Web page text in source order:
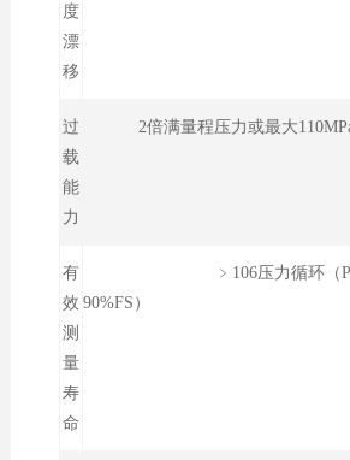
度
漂
移
过
载
能
力
2倍满量程压力或最大
有
效
测
量
寿
命
﹥106压力循环（